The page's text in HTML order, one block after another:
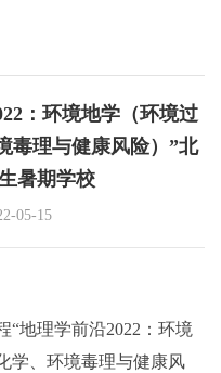
：环境地学（环境过
毒理与健康风险）”北
暑期学校
05-15
“地理学前沿2022：环境
学、环境毒理与健康风